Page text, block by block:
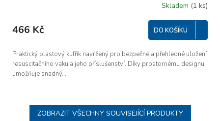
Skladem (1 ks)
466 Kč DO KOŠÍKU
Praktický plastový kufřík navržený pro bezpečné a přehledné uložení
resuscitačního vaku a jeho příslušenství. Díky prostornému designu
umožňuje snadný...
ZOBRAZIT VŠECHNY SOUVISEJÍCÍ PRODUKTY